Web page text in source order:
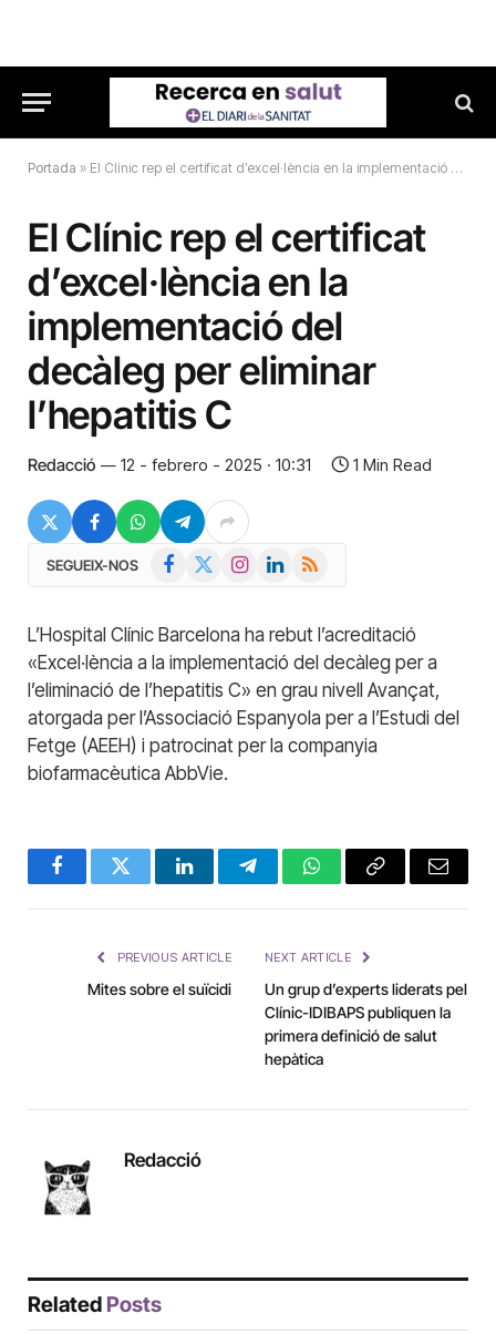
Portada » El Clínic rep el certificat d’excel·lència en la implementació del decàleg per eliminar l’hepatitis C
El Clínic rep el certificat
d’excel·lència en la
implementació del
decàleg per eliminar
l’hepatitis C
Redacció 12 - febrero - 2025 · 10:31 1 Min Read
SEGUEIX-NOS Facebook InstagramLinkedIn
RSS
L’Hospital Clínic Barcelona ha rebut l’acreditació
«Excel·lència a la implementació del decàleg per a
l’eliminació de l’hepatitis C» en grau nivell Avançat,
atorgada per l’Associació Espanyola per a l’Estudi del
Fetge (AEEH) i patrocinat per la companyia
biofarmacèutica AbbVie.
FacebookTwitter LinkedInTelegramWhatsAppCopy
Email
PREVIOUS ARTICLE
Mites sobre el suïcidi
NEXT ARTICLE
Un grup d’experts liderats pel
Clínic-IDIBAPS publiquen la
primera definició de salut
hepàtica
Redacció
Related Posts